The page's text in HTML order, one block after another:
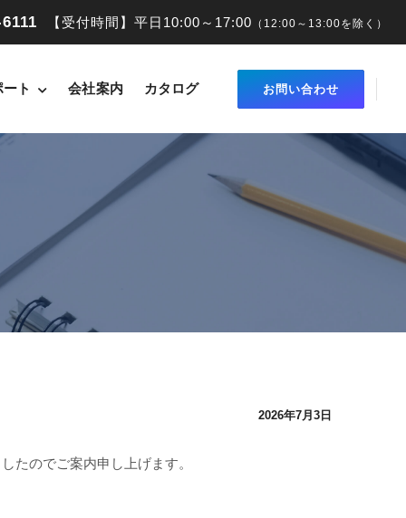
【受付時間】平日10:00～17:00 （12:00～13:00を除く）
ト 会社案内 カタログ お問い合わせ
2026年7月3日
たのでご案内申し上げます。